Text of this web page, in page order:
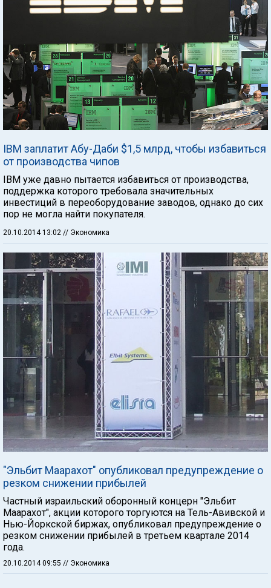
IBM заплатит Абу-Даби $1,5 млрд, чтобы избавиться
от производства чипов
IBM уже давно пытается избавиться от производства,
поддержка которого требовала значительных
инвестиций в переоборудование заводов, однако до сих
пор не могла найти покупателя.
20.10.2014 13:02 // Экономика
"Эльбит Маарахот" опубликовал предупреждение о
резком снижении прибылей
Частный израильский оборонный концерн "Эльбит
Маарахот", акции которого торгуются на Тель-Авивской и
Нью-Йоркской биржах, опубликовал предупреждение о
резком снижении прибылей в третьем квартале 2014
года.
20.10.2014 09:55 // Экономика